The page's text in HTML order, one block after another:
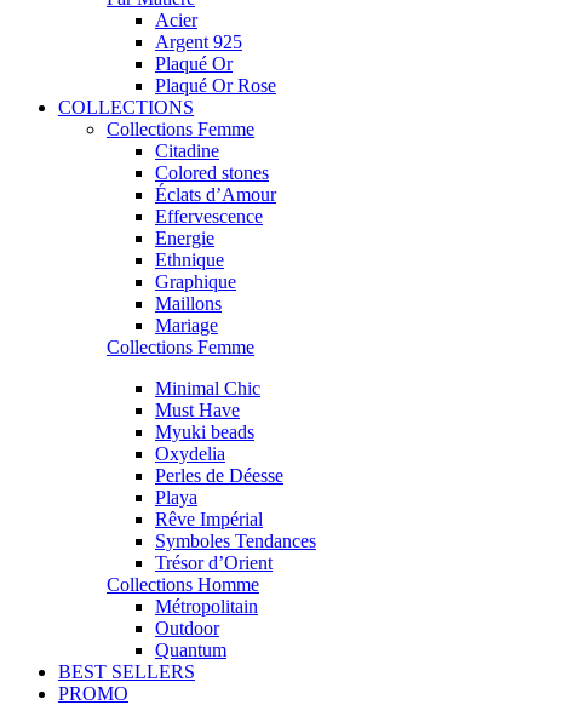
Acier
Argent 925
Plaqué Or
Plaqué Or Rose
COLLECTIONS
Collections Femme
Citadine
Colored stones
Éclats d’Amour
Effervescence
Energie
Ethnique
Graphique
Maillons
Mariage
Collections Femme
Minimal Chic
Must Have
Myuki beads
Oxydelia
Perles de Déesse
Playa
Rêve Impérial
Symboles Tendances
Trésor d’Orient
Collections Homme
Métropolitain
Outdoor
Quantum
BEST SELLERS
PROMO